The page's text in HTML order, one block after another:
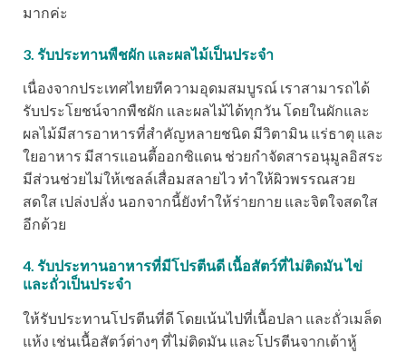
มากค่ะ
3. รับประทานพืชผัก และผลไม้เป็นประจำ
เนื่องจากประเทศไทยทีความอุดมสมบูรณ์ เราสามารถได้
รับประโยชน์จากพืชผัก และผลไม้ได้ทุกวัน โดยในผักและ
ผลไม้มีสารอาหารที่สำคัญหลายชนิด มีวิตามิน แร่ธาตุ และ
ใยอาหาร มีสารแอนตี้ออกซิแดน ช่วยกำจัดสารอนุมูลอิสระ
มีส่วนช่วยไม่ให้เซลล์เสื่อมสลายไว ทำให้ผิวพรรณสวย
สดใส เปล่งปลั่ง นอกจากนี้ยังทำให้ร่ายกาย และจิตใจสดใส
อีกด้วย
4. รับประทานอาหารที่มีโปรตีนดี เนื้อสัตว์ที่ไม่ติดมัน ไข่
และถั่วเป็นประจำ
ให้รับประทานโปรตีนที่ดี โดยเน้นไปที่เนื้อปลา และถั่วเมล็ด
แห้ง เช่นเนื้อสัตว์ต่างๆ ที่ไม่ติดมัน และโปรตีนจากเต้าหู้